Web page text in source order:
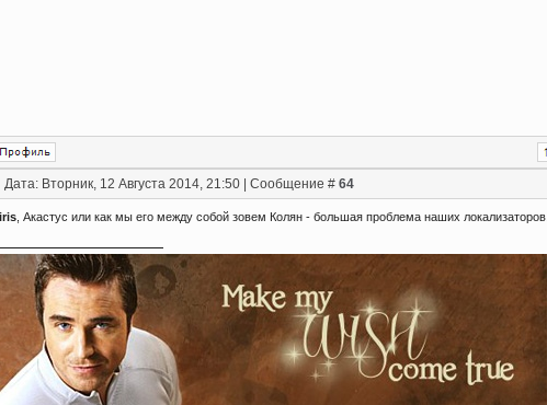
Дата: Вторник, 12 Августа 2014, 21:50 | Сообщение # 64
iris , Акастус или как мы его между собой зовем Колян - большая проблема наших локализаторов.